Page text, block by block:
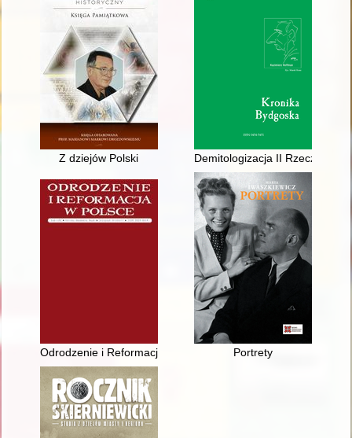
Z dziejów Polski Demitologizacja II
Odrodzenie i Reformacja w Polsce. T. 65 (2021)
Portrety